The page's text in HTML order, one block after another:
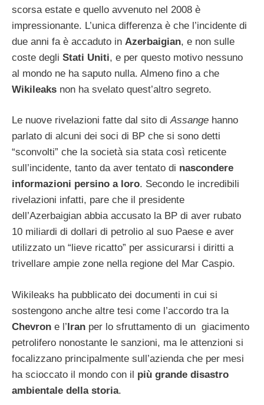
scorsa estate e quello avvenuto nel 2008 è
impressionante. L’unica differenza è che l’incidente di
due anni fa è accaduto in Azerbaigian, e non sulle
coste degli Stati Uniti, e per questo motivo nessuno
al mondo ne ha saputo nulla. Almeno fino a che
Wikileaks non ha svelato quest’altro segreto.
Le nuove rivelazioni fatte dal sito diAssange hanno
parlato di alcuni dei soci di BP che si sono detti
“sconvolti” che la società sia stata così reticente
sull’incidente, tanto da aver tentato di nascondere
informazioni persino a loro. Secondo le incredibili
rivelazioni infatti, pare che il presidente
dell’Azerbaigian abbia accusato la BP di aver rubato
10 miliardi di dollari di petrolio al suo Paese e aver
utilizzato un “lieve ricatto” per assicurarsi i diritti a
trivellare ampie zone nella regione del Mar Caspio.
Wikileaks ha pubblicato dei documenti in cui si
sostengono anche altre tesi come l’accordo tra la
Chevron e l’Iran per lo sfruttamento di un giacimento
petrolifero nonostante le sanzioni, ma le attenzioni si
focalizzano principalmente sull’azienda che per mesi
ha scioccato il mondo con il più grande disastro
ambientale della storia.